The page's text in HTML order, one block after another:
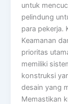
untuk
pelindung
para pekerja.
Keamanan
prioritas
memiliki
konstruksi
desain yang
Memastikan